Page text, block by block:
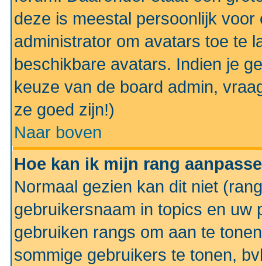
deze is meestal persoonlijk
administrator om avatars toe te
beschikbare avatars. Indien je
keuze van de board admin,
ze goed zijn!)
Naar boven
Hoe kan ik mijn rang
Normaal gezien kan dit niet
gebruikersnaam in topics en uw
gebruiken rangs om aan te
sommige gebruikers te tonen,